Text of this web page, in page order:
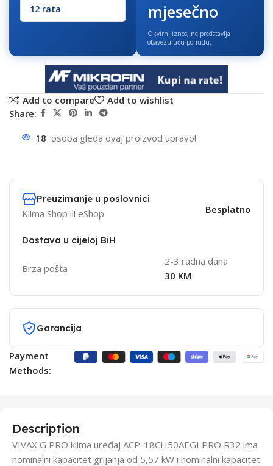
mjesečno
Okvirni iznos, ne predstavlja
obavezujuću ponudu.
Add to compare
Add to wishlist
Share:
18 osoba gleda ovaj proizvod upravo!
Preuzimanje u poslovnici
Klima Shop ili eShop Besplatno
Dostava u cijeloj BiH
Brza pošta
2-3 radna dana
30 KM
Garancija
Payment
Methods:
Description
VIVAX G PRO klima uređaj ACP-18CH50AEGI PRO R32 ima
nominalni kapacitet grijanja od 5,57 kW i nominalni kapacitet